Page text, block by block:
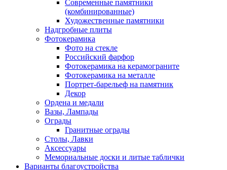
Современные памятники
(комбинированные)
Художественные памятники
Надгробные плиты
Фотокерамика
Фото на стекле
Российский фарфор
Фотокерамика на керамограните
Фотокерамика на металле
Портрет-барельеф на памятник
Декор
Ордена и медали
Вазы, Лампады
Ограды
Гранитные ограды
Столы, Лавки
Аксессуары
Мемориальные доски и литые таблички
Варианты благоустройства